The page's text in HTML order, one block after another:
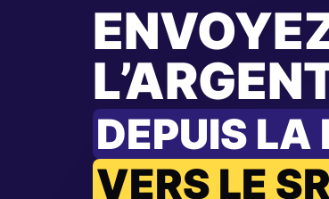
DEPUIS LA
VERS LE